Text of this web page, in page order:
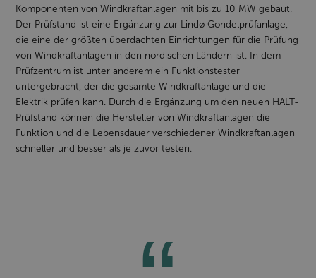
Komponenten von Windkraftanlagen mit bis zu 10 MW gebaut.
Der Prüfstand ist eine Ergänzung zur Lindø Gondelprüfanlage,
die eine der größten überdachten Einrichtungen für die Prüfung
von Windkraftanlagen in den nordischen Ländern ist. In dem
Prüfzentrum ist unter anderem ein Funktionstester
untergebracht, der die gesamte Windkraftanlage und die
Elektrik prüfen kann. Durch die Ergänzung um den neuen HALT-
Prüfstand können die Hersteller von Windkraftanlagen die
Funktion und die Lebensdauer verschiedener Windkraftanlagen
schneller und besser als je zuvor testen.